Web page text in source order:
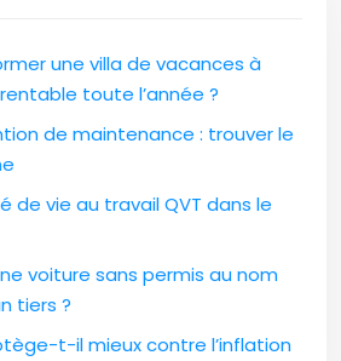
une villa de vacances à
toute l’année ?
de maintenance : trouver le
de vie au travail QVT dans le
voiture sans permis au nom
tiers ?
t-il mieux contre l’inflation